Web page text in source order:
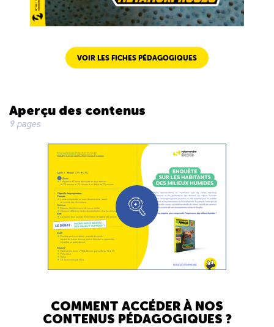
VOIR LES FICHES PÉDAGOGIQUES
Aperçu des contenus
9 pages
COMMENT ACCÉDER À NOS
CONTENUS PÉDAGOGIQUES ?